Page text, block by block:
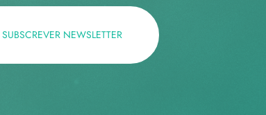
SUBSCREVER NEWSLETTER